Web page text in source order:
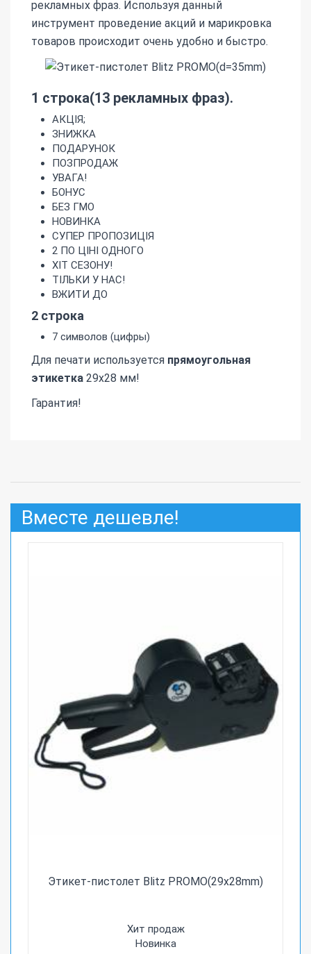
рекламных фраз. Используя данный
инструмент проведение акций и марикровка
товаров происходит очень удобно и быстро.
1 строка(13 рекламных фраз).
АКЦІЯ;
ЗНИЖКА
ПОДАРУНОК
ПОЗПРОДАЖ
УВАГА!
БОНУС
БЕЗ ГМО
НОВИНКА
СУПЕР ПРОПОЗИЦІЯ
2 ПО ЦІНІ ОДНОГО
ХІТ СЕЗОНУ!
ТІЛЬКИ У НАС!
ВЖИТИ ДО
2 строка
7 символов (цифры)
Для печати используется прямоугольная
этикетка 29х28 мм!
Гарантия!
Вместе дешевле!
Этикет-пистолет Blitz PROMO(29х28mm)
Хит продаж
Новинка